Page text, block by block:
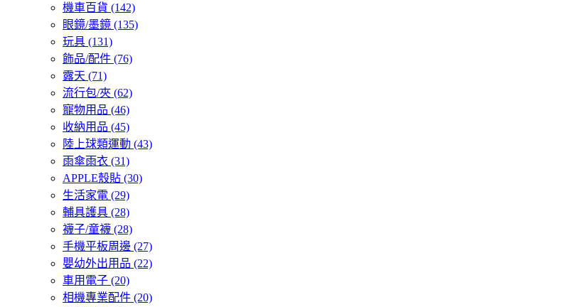
機車百貨 (142)
眼鏡/墨鏡 (135)
玩具 (131)
飾品/配件 (76)
露天 (71)
流行包/夾 (62)
寵物用品 (46)
收納用品 (45)
陸上球類運動 (43)
雨傘雨衣 (31)
APPLE殼貼 (30)
生活家電 (29)
輔具護具 (28)
襪子/童襪 (28)
手機平板周邊 (27)
嬰幼外出用品 (22)
車用電子 (20)
相機專業配件 (20)